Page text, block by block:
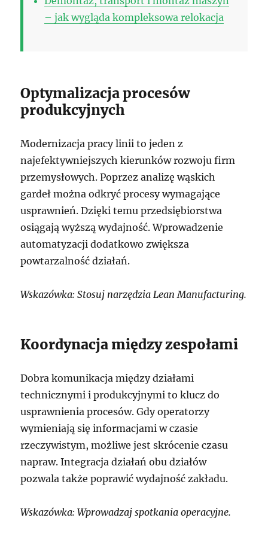
– jak wygląda kompleksowa relokacja
Optymalizacja procesów
produkcyjnych
Modernizacja pracy linii to jeden z
najefektywniejszych kierunków rozwoju firm
przemysłowych. Poprzez analizę wąskich
gardeł można odkryć procesy wymagające
usprawnień. Dzięki temu przedsiębiorstwa
osiągają wyższą wydajność. Wprowadzenie
automatyzacji dodatkowo zwiększa
powtarzalność działań.
Wskazówka: Stosuj narzędzia Lean Manufacturing.
Koordynacja między zespołami
Dobra komunikacja między działami
technicznymi i produkcyjnymi to klucz do
usprawnienia procesów. Gdy operatorzy
wymieniają się informacjami w czasie
rzeczywistym, możliwe jest skrócenie czasu
napraw. Integracja działań obu działów
pozwala także poprawić wydajność zakładu.
Wskazówka: Wprowadzaj spotkania operacyjne.